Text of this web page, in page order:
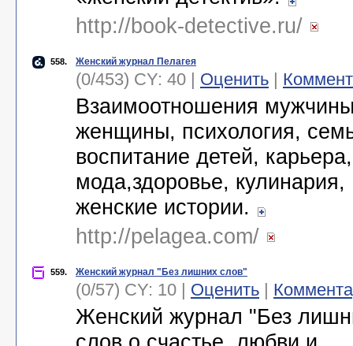
http://book-detective.ru/
558. Женский журнал Пелагея
(0/453) CY: 40 | Оценить |
Взаимоотношения
женщины, психология,
воспитание детей, карьера,
мода,здоровье, кулинария,
женские истории.
http://pelagea.com/
559. Женский журнал "Без лишних слов"
(0/57) CY: 10 | Оценить |
Женский журнал "Без